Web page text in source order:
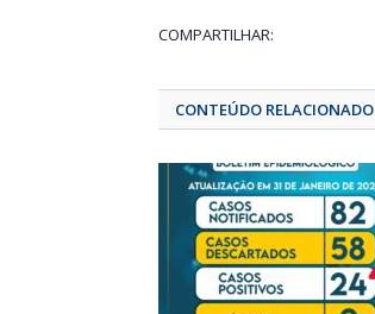
COMPARTILHAR:
CONTEÚDO RELACIONADO